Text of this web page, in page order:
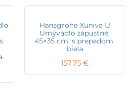
Hansgrohe Xuniva U
Umývadlo zápustné,
45×35 cm, s prepadom,
biela
157,75 €